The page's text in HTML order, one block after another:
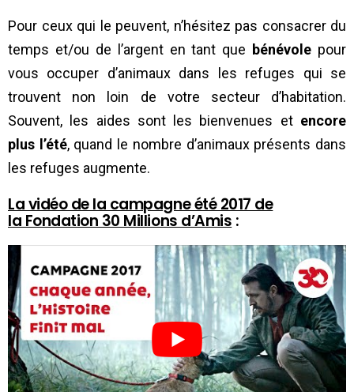
Pour ceux qui le peuvent, n’hésitez pas consacrer du
temps et/ou de l’argent en tant que bénévole pour
vous occuper d’animaux dans les refuges qui se
trouvent non loin de votre secteur d’habitation.
Souvent, les aides sont les bienvenues et encore
plus l’été, quand le nombre d’animaux présents dans
les refuges augmente.
La vidéo de la campagne été 2017 de
la Fondation 30 Millions d’Amis :